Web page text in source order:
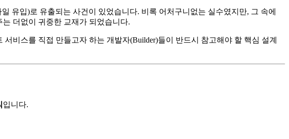
유입)로 유출되는 사건이 있었습니다. 비록 어처구니없는 실수였지만, 그 속에
더없이 귀중한 교재가 되었습니다.
비스를 직접 만들고자 하는 개발자(Builder)들이 반드시 참고해야 할 핵심 설계
입니다.